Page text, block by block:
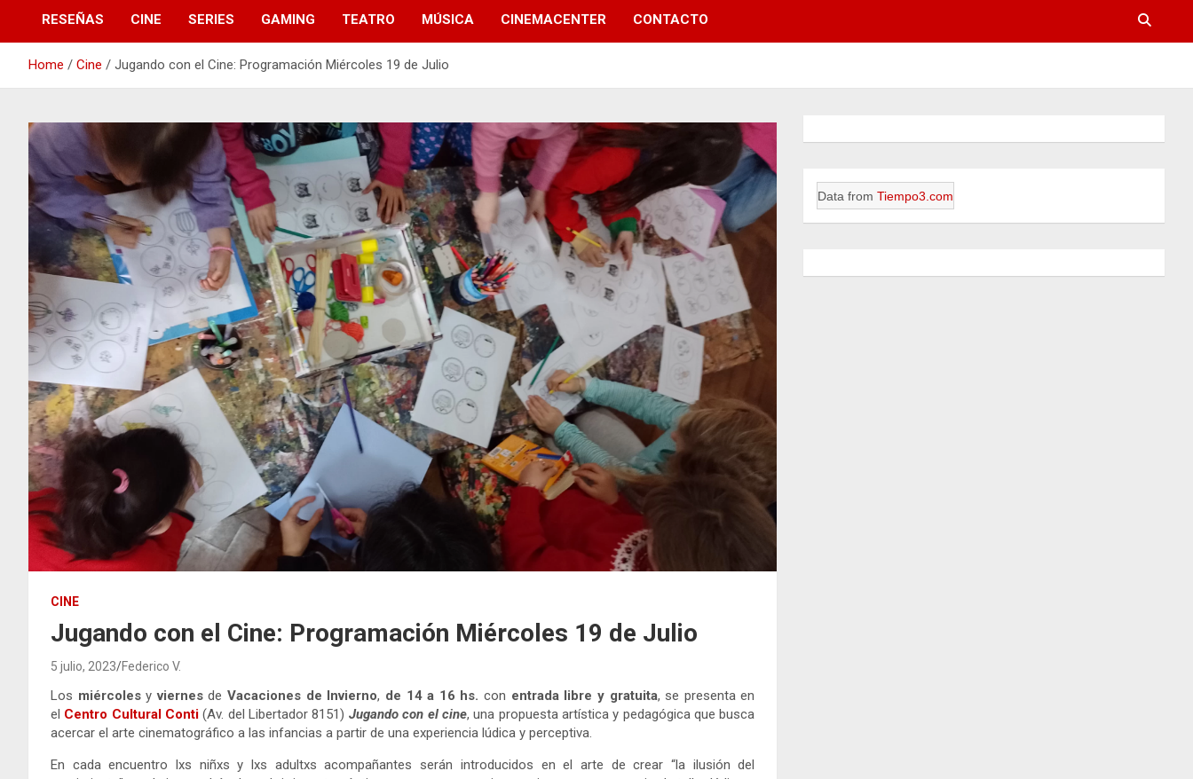
RESEÑAS CINE SERIES GAMING TEATRO MÚSICA CINEMACENTER CONTACTO
Home Cine Jugando con el Cine: Programación Miércoles 19 de Julio
CINE
Jugando con el Cine: Programación Miércoles 19 de Julio
5 julio, 2023 Federico V.
Los miércolesyviernesdeVacaciones de Invierno, de 14 a 16 hs. con entrada libre y gratuita, se presenta en
el Centro Cultural Conti (Av. del Libertador 8151) Jugando con el cine, una propuesta artística y pedagógica que busca
acercar el arte cinematográfico a las infancias a partir de una experiencia lúdica y perceptiva.
En cada encuentro lxs niñxs y lxs adultxs acompañantes serán introducidos en el arte de crear “la ilusión del
Data fromTiempo3.com